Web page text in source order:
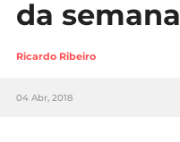
da semana
Ricardo Ribeiro
04 Abr, 2018